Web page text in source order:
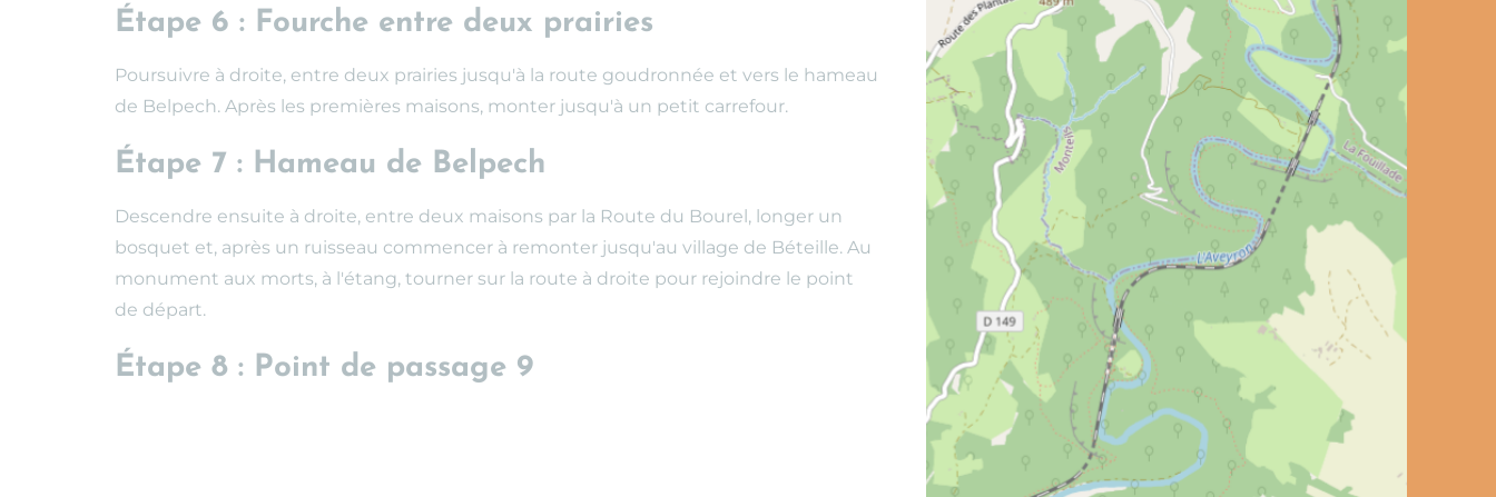
Étape 6 : Fourche entre deux prairies
Poursuivre à droite, entre deux prairies jusqu'à la route goudronnée et vers le hameau
de Belpech. Après les premières maisons, monter jusqu'à un petit carrefour.
Étape 7 : Hameau de Belpech
Descendre ensuite à droite, entre deux maisons par la Route du Bourel, longer un
bosquet et, après un ruisseau commencer à remonter jusqu'au village de Béteille. Au
monument aux morts, à l'étang, tourner sur la route à droite pour rejoindre le point
de départ.
Étape 8 : Point de passage 9